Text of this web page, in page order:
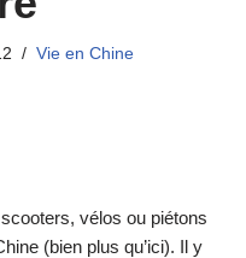
Vie en Chine
vélos ou piétons
(bien plus qu’ici). Il y